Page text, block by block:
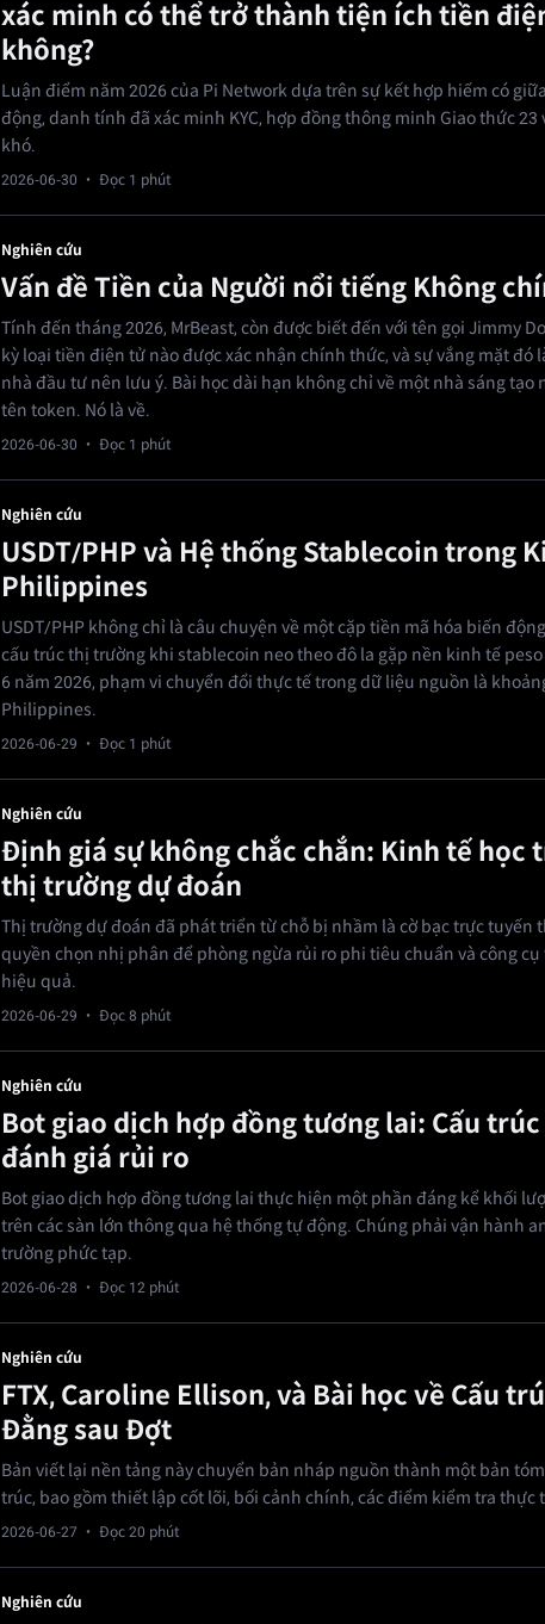
xác minh có thể trở thành tiện ích tiền
không?
Luận điểm năm 2026 của Pi Network dựa trên sự kết hợp hiếm có
động, danh tính đã xác minh KYC, hợp đồng thông minh Giao thức 23
khó.
2026-06-30 · Đọc 1 phút
Nghiên cứu
Vấn đề Tiền của Người nổi tiếng Không
Tính đến tháng 2026, MrBeast, còn được biết đến với tên gọi Jimmy
kỳ loại tiền điện tử nào được xác nhận chính thức, và sự vắng mặt đó
nhà đầu tư nên lưu ý. Bài học dài hạn không chỉ về một nhà sáng tạo
tên token. Nó là về.
2026-06-30 · Đọc 1 phút
Nghiên cứu
USDT/PHP và Hệ thống Stablecoin trong
Philippines
USDT/PHP không chỉ là câu chuyện về một cặp tiền mã hóa biến
cấu trúc thị trường khi stablecoin neo theo đô la gặp nền kinh tế
6 năm 2026, phạm vi chuyển đổi thực tế trong dữ liệu nguồn là
Philippines.
2026-06-29 · Đọc 1 phút
Nghiên cứu
Định giá sự không chắc chắn: Kinh tế học
thị trường dự đoán
Thị trường dự đoán đã phát triển từ chỗ bị nhầm là cờ bạc trực tuyến
quyền chọn nhị phân để phòng ngừa rủi ro phi tiêu chuẩn và công
hiệu quả.
2026-06-29 · Đọc 8 phút
Nghiên cứu
Bot giao dịch hợp đồng tương lai: Cấu
đánh giá rủi ro
Bot giao dịch hợp đồng tương lai thực hiện một phần đáng kể khối
trên các sàn lớn thông qua hệ thống tự động. Chúng phải vận hành
trường phức tạp.
2026-06-28 · Đọc 12 phút
Nghiên cứu
FTX, Caroline Ellison, và Bài học về Cấu
Đằng sau Đợt
Bản viết lại nền tảng này chuyển bản nháp nguồn thành một bản
trúc, bao gồm thiết lập cốt lõi, bối cảnh chính, các điểm kiểm tra thực
2026-06-27 · Đọc 20 phút
Nghiên cứu